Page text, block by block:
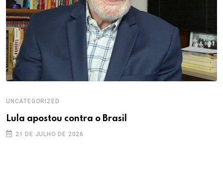
UNCATEGORIZED
Lula apostou contra o Brasil
21 DE JULHO DE 2026